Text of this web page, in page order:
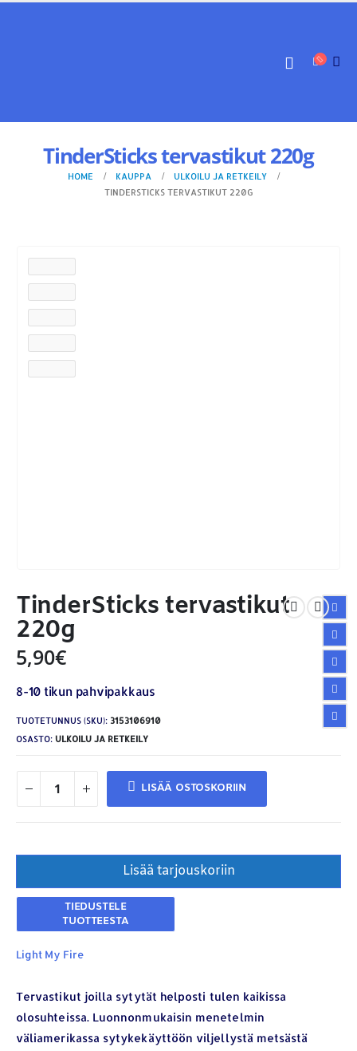
TinderSticks tervastikut 220g
HOME KAUPPA
ULKOILU JA RETKEILY
TINDERSTICKS TERVASTIKUT 220G
TinderSticks tervastikut
220g
5,90€
8-10 tikun pahvipakkaus
TUOTETUNNUS (SKU): 3153106910
OSASTO: ULKOILU JA RETKEILY
LISÄÄ OSTOSKORIIN
Lisää tarjouskoriin
Light My Fire
Tervastikut joilla sytytät helposti tulen kaikissa
olosuhteissa. Luonnonmukaisin menetelmin
väliamerikassa sytykekäyttöön viljellystä metsästä